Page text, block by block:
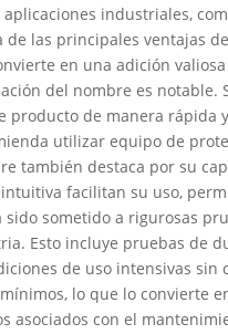
industriales,
las principales ventajas
en una adición
del nombre es notable.
de manera rápida
utilizar equipo de
también destaca por su
facilitan su uso,
sometido a rigurosas
Esto incluye pruebas de
de uso intensivas
lo que lo convierte
asociados con el